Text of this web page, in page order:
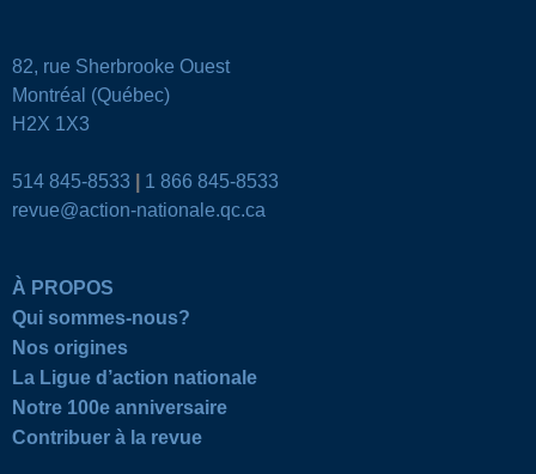
82, rue Sherbrooke Ouest
Montréal (Québec)
H2X 1X3
514 845-8533
1 866 845-8533
revue@action-nationale.qc.ca
À PROPOS
Qui sommes-nous?
Nos origines
La Ligue d’action nationale
Notre 100e anniversaire
Contribuer à la revue